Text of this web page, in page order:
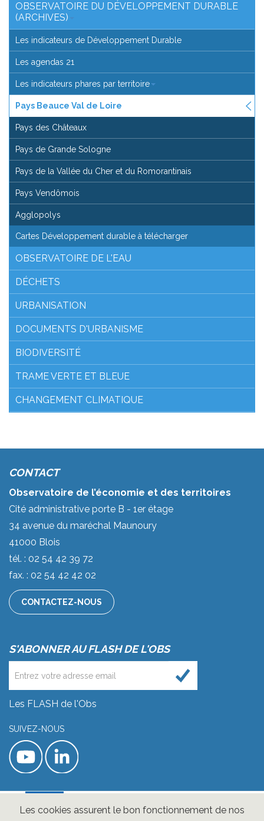
OBSERVATOIRE DU DÉVELOPPEMENT DURABLE
(ARCHIVES)
Les indicateurs de Développement Durable
Les agendas 21
Les indicateurs phares par territoire
Pays Beauce Val de Loire
Pays des Châteaux
Pays de Grande Sologne
Pays de la Vallée du Cher et du Romorantinais
Pays Vendômois
Agglopolys
Cartes Développement durable à télécharger
OBSERVATOIRE DE L'EAU
DÉCHETS
URBANISATION
DOCUMENTS D'URBANISME
BIODIVERSITÉ
TRAME VERTE ET BLEUE
CHANGEMENT CLIMATIQUE
CONTACT
Observatoire de l’économie et des territoires
Cité administrative porte B - 1er étage
34 avenue du maréchal Maunoury
41000 Blois
tél. : 02 54 42 39 72
fax. : 02 54 42 42 02
CONTACTEZ-NOUS
S'ABONNER AU FLASH DE L'OBS
Les FLASH de l'Obs
SUIVEZ-NOUS
Les cookies assurent le bon fonctionnement de nos